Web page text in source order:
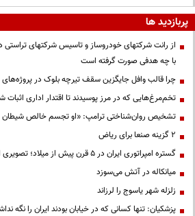
پربازدید ها
از رانت‌ شرکتهای خودروساز و تاسیس شرکتهای تراستی
با چه هدفی صورت گرفته است
چرا قالب وافل جایگزین سقف تیرچه بلوک در
تخم‌مرغ‌هایی که در مرز پوسیدند تا اقتدار اداری اثبات
تشخیص روان‌شناختی ترامپ: «او تجسم خالص
۲ گزینه صنعا برای ریاض
گستره امپراتوری ایران در ۵ قرن پیش از میلاد؛ تصویری از ایران ۲۵ قرن پیش
میانکاله در آتش می‌سوزد
زلزله شهر یاسوج را لرزاند
پزشکیان: تنها کسانی که در خیابان بودند ایران را نگه